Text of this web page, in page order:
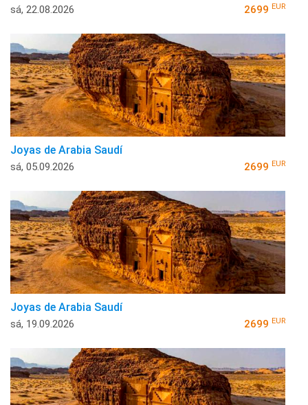
sá, 22.08.2026 2699 EUR
Joyas de Arabia Saudí
sá, 05.09.2026 2699 EUR
Joyas de Arabia Saudí
sá, 19.09.2026 2699 EUR